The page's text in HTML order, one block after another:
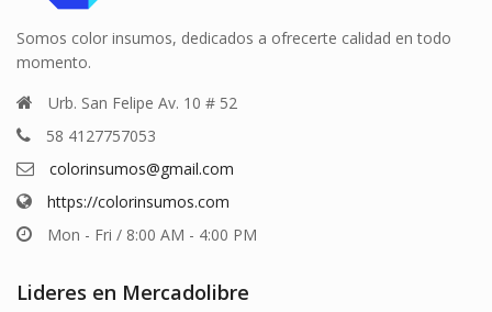
Somos color insumos, dedicados a ofrecerte calidad en todo
momento.
Urb. San Felipe Av. 10 # 52
58 4127757053
colorinsumos@gmail.com
https://colorinsumos.com
Mon - Fri / 8:00 AM - 4:00 PM
Lideres en Mercadolibre